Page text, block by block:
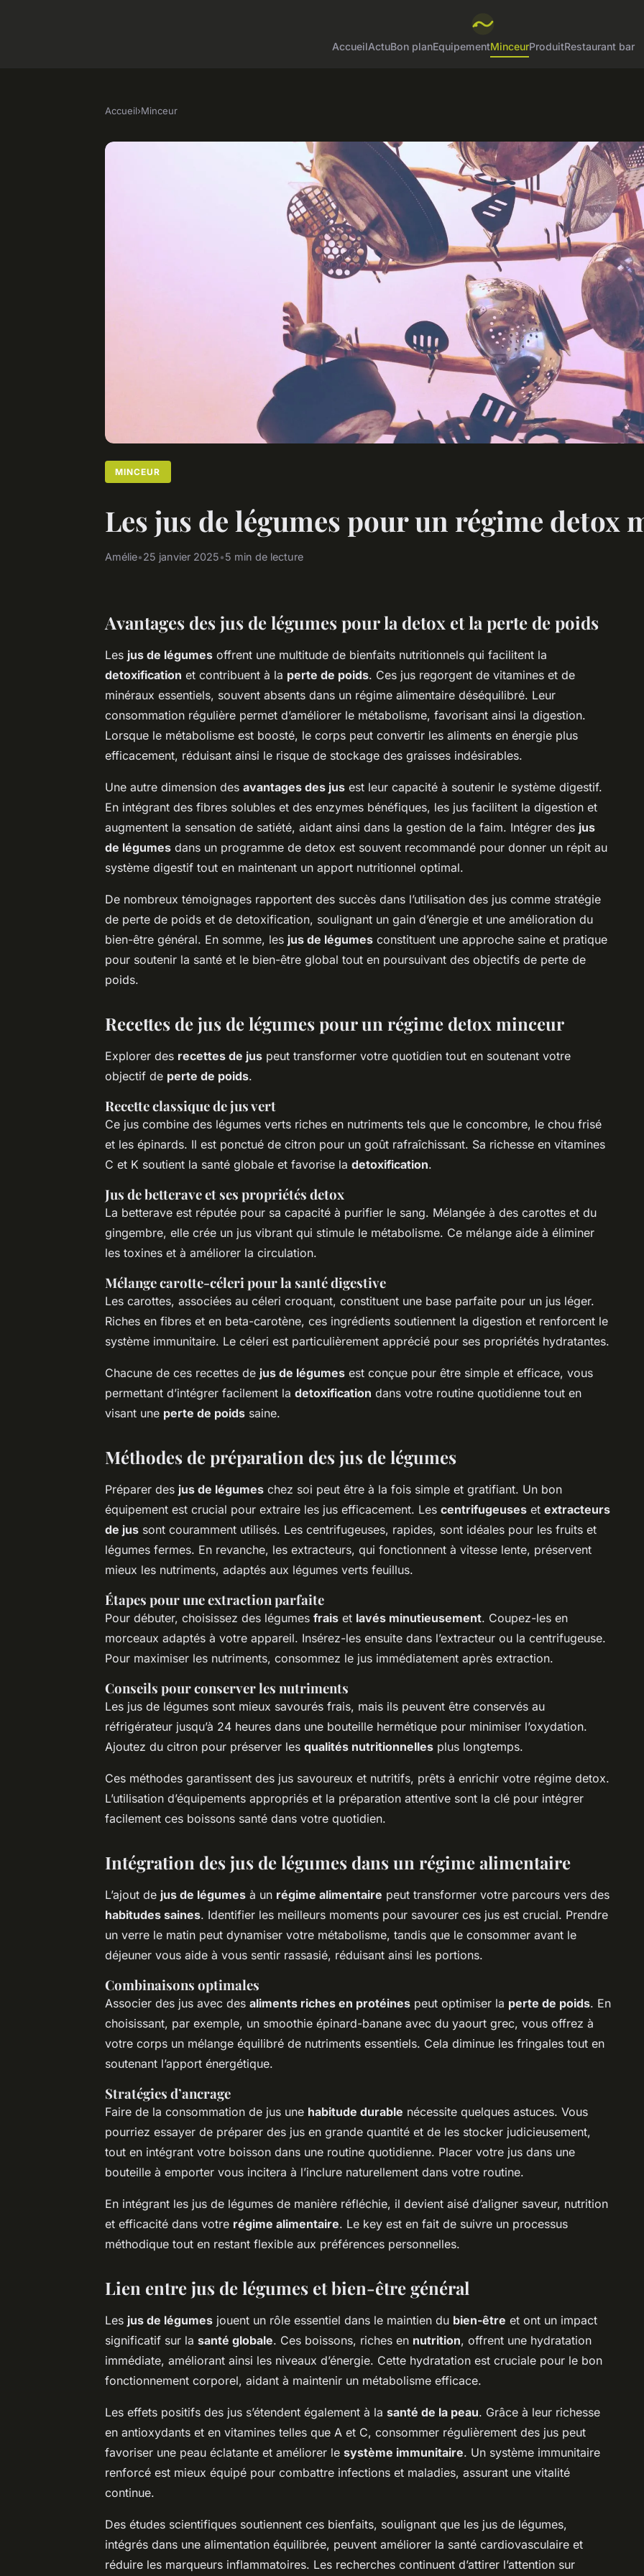
AccueilActuBon planEquipementMinceurProduitRestaurant bar
Accueil›Minceur
MINCEUR
Les jus de légumes pour un régime detox
Amélie•25 janvier 2025•5 min de lecture
Avantages des jus de légumes pour la detox et la perte de poids
Les jus de légumes offrent une multitude de bienfaits nutritionnels qui facilitent la
detoxification et contribuent à la perte de poids. Ces jus regorgent de vitamines et de
minéraux essentiels, souvent absents dans un régime alimentaire déséquilibré. Leur
consommation régulière permet d’améliorer le métabolisme, favorisant ainsi la digestion.
Lorsque le métabolisme est boosté, le corps peut convertir les aliments en énergie plus
efficacement, réduisant ainsi le risque de stockage des graisses indésirables.
Une autre dimension des avantages des jus est leur capacité à soutenir le système digestif.
En intégrant des fibres solubles et des enzymes bénéfiques, les jus facilitent la digestion et
augmentent la sensation de satiété, aidant ainsi dans la gestion de la faim. Intégrer des jus
de légumes dans un programme de detox est souvent recommandé pour donner un répit au
système digestif tout en maintenant un apport nutritionnel optimal.
De nombreux témoignages rapportent des succès dans l’utilisation des jus comme stratégie
de perte de poids et de detoxification, soulignant un gain d’énergie et une amélioration du
bien-être général. En somme, les jus de légumes constituent une approche saine et pratique
pour soutenir la santé et le bien-être global tout en poursuivant des objectifs de perte de
poids.
Recettes de jus de légumes pour un régime detox minceur
Explorer des recettes de jus peut transformer votre quotidien tout en soutenant votre
objectif de perte de poids.
Recette classique de jus vert
Ce jus combine des légumes verts riches en nutriments tels que le concombre, le chou frisé
et les épinards. Il est ponctué de citron pour un goût rafraîchissant. Sa richesse en vitamines
C et K soutient la santé globale et favorise la detoxification.
Jus de betterave et ses propriétés detox
La betterave est réputée pour sa capacité à purifier le sang. Mélangée à des carottes et du
gingembre, elle crée un jus vibrant qui stimule le métabolisme. Ce mélange aide à éliminer
les toxines et à améliorer la circulation.
Mélange carotte-céleri pour la santé digestive
Les carottes, associées au céleri croquant, constituent une base parfaite pour un jus léger.
Riches en fibres et en beta-carotène, ces ingrédients soutiennent la digestion et renforcent le
système immunitaire. Le céleri est particulièrement apprécié pour ses propriétés hydratantes.
Chacune de ces recettes de jus de légumes est conçue pour être simple et efficace, vous
permettant d’intégrer facilement la detoxification dans votre routine quotidienne tout en
visant une perte de poids saine.
Méthodes de préparation des jus de légumes
Préparer des jus de légumes chez soi peut être à la fois simple et gratifiant. Un bon
équipement est crucial pour extraire les jus efficacement. Les centrifugeuses et extracteurs
de jus sont couramment utilisés. Les centrifugeuses, rapides, sont idéales pour les fruits et
légumes fermes. En revanche, les extracteurs, qui fonctionnent à vitesse lente, préservent
mieux les nutriments, adaptés aux légumes verts feuillus.
Étapes pour une extraction parfaite
Pour débuter, choisissez des légumes frais et lavés minutieusement. Coupez-les en
morceaux adaptés à votre appareil. Insérez-les ensuite dans l’extracteur ou la centrifugeuse.
Pour maximiser les nutriments, consommez le jus immédiatement après extraction.
Conseils pour conserver les nutriments
Les jus de légumes sont mieux savourés frais, mais ils peuvent être conservés au
réfrigérateur jusqu’à 24 heures dans une bouteille hermétique pour minimiser l’oxydation.
Ajoutez du citron pour préserver les qualités nutritionnelles plus longtemps.
Ces méthodes garantissent des jus savoureux et nutritifs, prêts à enrichir votre régime detox.
L’utilisation d’équipements appropriés et la préparation attentive sont la clé pour intégrer
facilement ces boissons santé dans votre quotidien.
Intégration des jus de légumes dans un régime alimentaire
L’ajout de jus de légumes à un régime alimentaire peut transformer votre parcours vers des
habitudes saines. Identifier les meilleurs moments pour savourer ces jus est crucial. Prendre
un verre le matin peut dynamiser votre métabolisme, tandis que le consommer avant le
déjeuner vous aide à vous sentir rassasié, réduisant ainsi les portions.
Combinaisons optimales
Associer des jus avec des aliments riches en protéines peut optimiser la perte de poids. En
choisissant, par exemple, un smoothie épinard-banane avec du yaourt grec, vous offrez à
votre corps un mélange équilibré de nutriments essentiels. Cela diminue les fringales tout en
soutenant l’apport énergétique.
Stratégies d’ancrage
Faire de la consommation de jus une habitude durable nécessite quelques astuces. Vous
pourriez essayer de préparer des jus en grande quantité et de les stocker judicieusement,
tout en intégrant votre boisson dans une routine quotidienne. Placer votre jus dans une
bouteille à emporter vous incitera à l’inclure naturellement dans votre routine.
En intégrant les jus de légumes de manière réfléchie, il devient aisé d’aligner saveur, nutrition
et efficacité dans votre régime alimentaire. Le key est en fait de suivre un processus
méthodique tout en restant flexible aux préférences personnelles.
Lien entre jus de légumes et bien-être général
Les jus de légumes jouent un rôle essentiel dans le maintien du bien-être et ont un impact
significatif sur la santé globale. Ces boissons, riches en nutrition, offrent une hydratation
immédiate, améliorant ainsi les niveaux d’énergie. Cette hydratation est cruciale pour le bon
fonctionnement corporel, aidant à maintenir un métabolisme efficace.
Les effets positifs des jus s’étendent également à la santé de la peau. Grâce à leur richesse
en antioxydants et en vitamines telles que A et C, consommer régulièrement des jus peut
favoriser une peau éclatante et améliorer le système immunitaire. Un système immunitaire
renforcé est mieux équipé pour combattre infections et maladies, assurant une vitalité
continue.
Des études scientifiques soutiennent ces bienfaits, soulignant que les jus de légumes,
intégrés dans une alimentation équilibrée, peuvent améliorer la santé cardiovasculaire et
réduire les marqueurs inflammatoires. Les recherches continuent d’attirer l’attention sur